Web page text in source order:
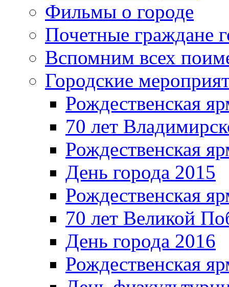
Фильмы о городе
Почетные граждане
Вспомним всех
Городские
Рождественская
70 лет
Рождественская
День города 2015
Рождественская
70 лет Великой
День города 2016
Рождественская